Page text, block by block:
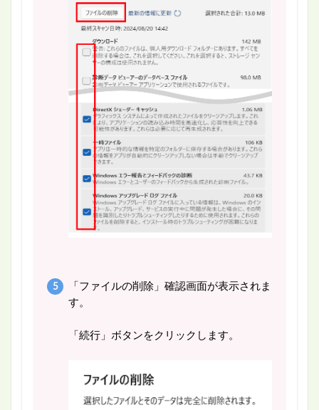
「ファイルの削除」確認画面が表示されま
す。
「続行」ボタンをクリックします。